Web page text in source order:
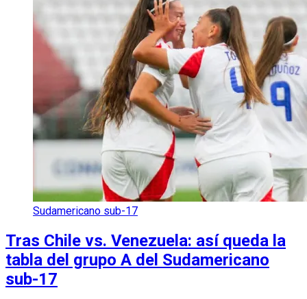
Sudamericano sub-17
Tras Chile vs. Venezuela: así queda la
tabla del grupo A del Sudamericano
sub-17